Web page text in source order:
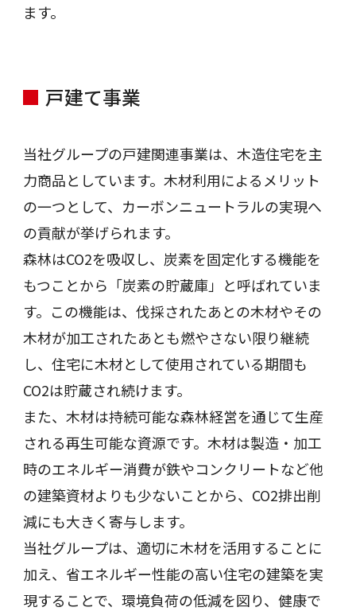
ます。
戸建て事業
当社グループの戸建関連事業は、木造住宅を主
力商品としています。木材利用によるメリット
の一つとして、カーボンニュートラルの実現へ
の貢献が挙げられます。
森林はCO2を吸収し、炭素を固定化する機能を
もつことから「炭素の貯蔵庫」と呼ばれていま
す。この機能は、伐採されたあとの木材やその
木材が加工されたあとも燃やさない限り継続
し、住宅に木材として使用されている期間も
CO2は貯蔵され続けます。
また、木材は持続可能な森林経営を通じて生産
される再生可能な資源です。木材は製造・加工
時のエネルギー消費が鉄やコンクリートなど他
の建築資材よりも少ないことから、CO2排出削
減にも大きく寄与します。
当社グループは、適切に木材を活用することに
加え、省エネルギー性能の高い住宅の建築を実
現することで、環境負荷の低減を図り、健康で